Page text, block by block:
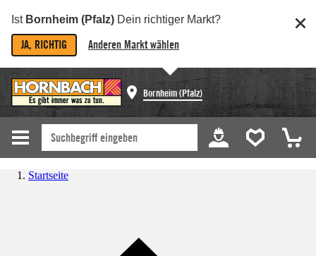
Ist Bornheim (Pfalz) Dein richtiger Markt?
JA, RICHTIG Anderen Markt wählen
Bornheim (Pfalz)
Startseite